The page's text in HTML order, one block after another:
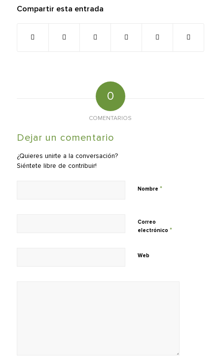
Compartir esta entrada
0
COMENTARIOS
Dejar un comentario
¿Quieres unirte a la conversación?
Siéntete libre de contribuir!
Nombre *
Correo
electrónico *
Web